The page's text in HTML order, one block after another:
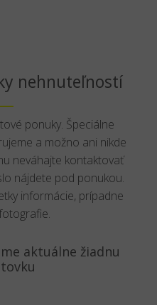
nehnuteľností
ponuky. Špeciálne
a možno ani nikde
neváhajte kontaktovať
nájdete pod ponukou.
informácie, prípadne
aktuálne žiadnu